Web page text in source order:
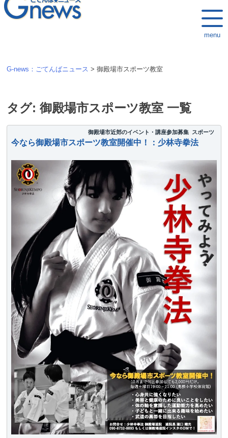
menu
G-news：ごてんばニュース > 御殿場市スポーツ教室
タグ: 御殿場市スポーツ教室一覧
御殿場市近郊のイベント・講座参加募集 スポーツ
今なら御殿場市スポーツ教室開催中！：少林寺拳法